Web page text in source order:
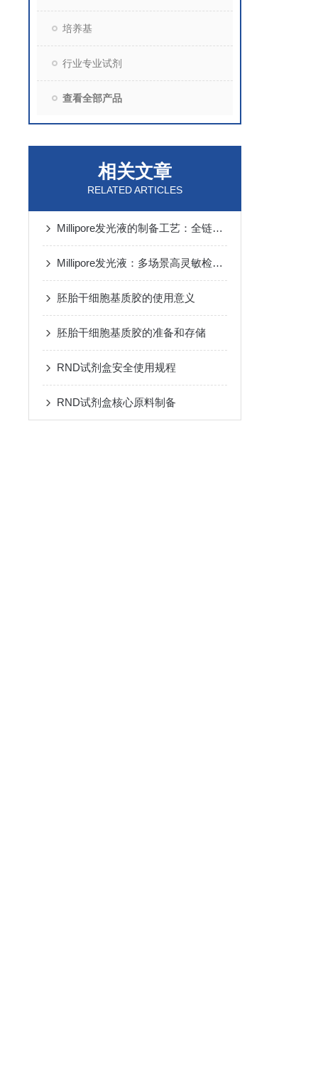
培养基
行业专业试剂
查看全部产品
相关文章
RELATED ARTICLES
Millipore发光液的制备工艺：全链路质控保障检测性能稳定
Millipore发光液：多场景高灵敏检测的核心试剂支撑
胚胎干细胞基质胶的使用意义
胚胎干细胞基质胶的准备和存储
RND试剂盒安全使用规程
RND试剂盒核心原料制备